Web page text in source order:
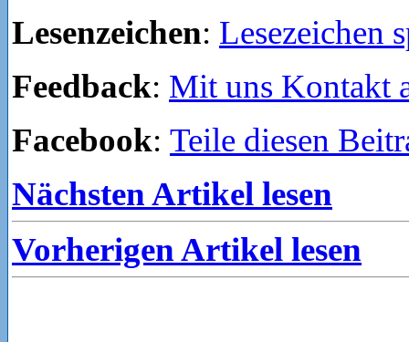
Lesenzeichen: Lesezeichen
Feedback: Mit uns Kontakt
Facebook: Teile diesen
Nächsten Artikel lesen
Vorherigen Artikel lesen